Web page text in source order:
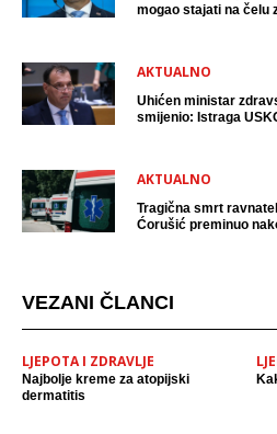
mogao stajati na čelu
AKTUALNO
Uhićen ministar
smijenio: Istraga
AKTUALNO
Tragična smrt
Ćorušić preminuo
VEZANI ČLANCI
LJEPOTA I ZDRAVLJE
Najbolje kreme za atopijski
dermatitis